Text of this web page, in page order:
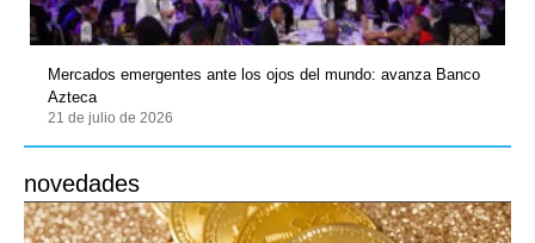
Mercados emergentes ante los ojos del mundo: avanza Banco
Azteca
21 de julio de 2026
novedades